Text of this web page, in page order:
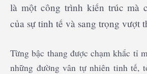
là một công trình kiến trúc mà
của sự tinh tế và sang trọng vượt
Từng bậc thang được chạm khắc tỉ
những đường vân tự nhiên tinh tế,